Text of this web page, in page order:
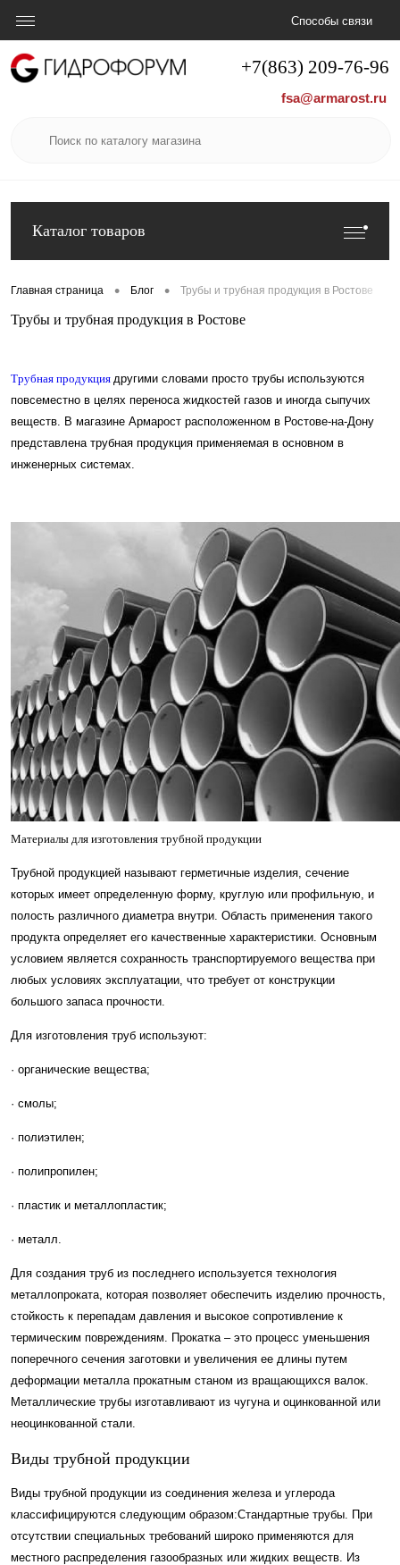
+7(863) 209-76-96
fsa@armarost.ru
Способы связи
Каталог товаров
Главная страница • Блог • Трубы и трубная продукция в Ростове
Трубы и трубная продукция в Ростове
Трубная продукция другими словами просто трубы используются
повсеместно в целях переноса жидкостей газов и иногда сыпучих
веществ. В магазине Армарост расположенном в Ростове-на-Дону
представлена трубная продукция применяемая в основном в
инженерных системах.
Материалы для изготовления трубной продукции
Трубной продукцией называют герметичные изделия, сечение
которых имеет определенную форму, круглую или профильную, и
полость различного диаметра внутри. Область применения такого
продукта определяет его качественные характеристики. Основным
условием является сохранность транспортируемого вещества при
любых условиях эксплуатации, что требует от конструкции
большого запаса прочности.
Для изготовления труб используют:
· органические вещества;
· смолы;
· полиэтилен;
· полипропилен;
· пластик и металлопластик;
· металл.
Для создания труб из последнего используется технология
металлопроката, которая позволяет обеспечить изделию прочность,
стойкость к перепадам давления и высокое сопротивление к
термическим повреждениям. Прокатка – это процесс уменьшения
поперечного сечения заготовки и увеличения ее длины путем
деформации металла прокатным станом из вращающихся валок.
Металлические трубы изготавливают из чугуна и оцинкованной или
неоцинкованной стали.
Виды трубной продукции
Виды трубной продукции из соединения железа и углерода
классифицируются следующим образом:Стандартные трубы. При
отсутствии специальных требований широко применяются для
местного распределения газообразных или жидких веществ. Из